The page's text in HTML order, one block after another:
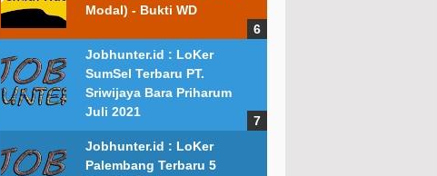
Modal) - Bukti WD
Jobhunter.id : LoKer
SumSel Terbaru PT.
Sriwijaya Bara Priharum
Juli 2021
Jobhunter.id : LoKer
Palembang Terbaru 5